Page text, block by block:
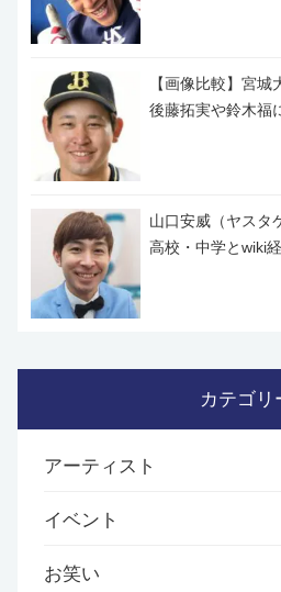
【画像比較】宮城
後藤拓実や鈴木福
山口安威（ヤスタ
高校・中学とwiki
カテゴリ
アーティスト
イベント
お笑い